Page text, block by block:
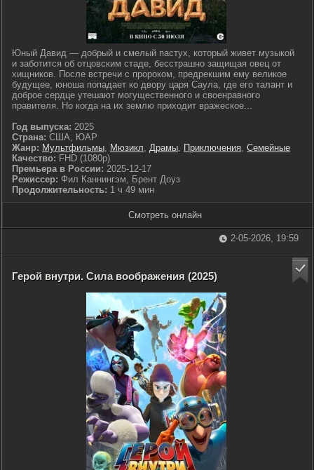
Юный Давид — добрый и смелый пастух, который живет музыкой
и заботится об отцовским стаде, бесстрашно защищая овец от
хищников. После встречи с пророком, предрекшим ему великое
будущее, юноша попадает ко двору царя Саула, где его талант и
доброе сердце утешают могущественного и своенравного
правителя. Но когда на их землю приходит вражеское...
Год выпуска: 2025
Страна: США, ЮАР
Жанр: Мультфильмы, Мюзикл, Драмы, Приключения, Семейные
Качество: FHD (1080p)
Премьера в России: 2025-12-17
Режиссер: Фил Каннингэм, Брент Доуз
Продолжительность: 1 ч 49 мин
Смотреть онлайн
2-05-2026, 19:59
Герой внутри. Сила воображения (2025)